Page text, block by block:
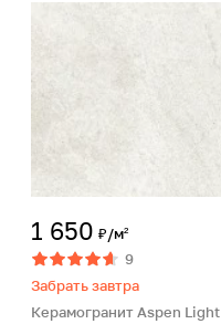
1 650 ₽/м²
9
Забрать завтра
Керамогранит Aspen Light